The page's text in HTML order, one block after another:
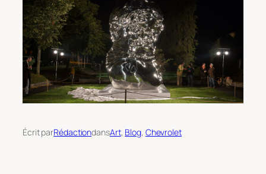
Écrit parRédactiondansArt, Blog, Chevrolet